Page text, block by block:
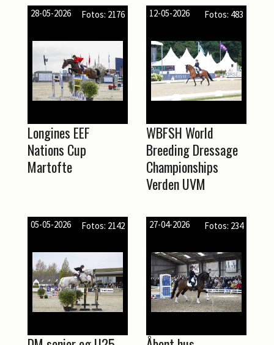
28-05-2026 Fotos: 2176
Longines EEF
Nations Cup
Martofte
12-05-2026 Fotos: 483
WBFSH World
Breeding Dressage
Championships
Verden UVM
05-05-2026 Fotos: 2142 27-04-2026 Fotos: 234